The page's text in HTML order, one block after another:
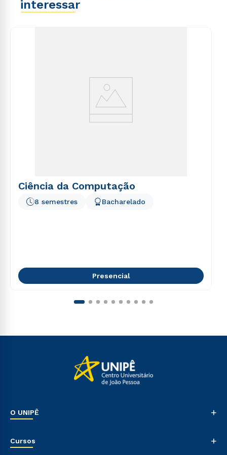
interessar
Ciência da Computação
8 semestres Bacharelado
Presencial
O UNIPÊ +
Sala de Imprensa
Cursos +